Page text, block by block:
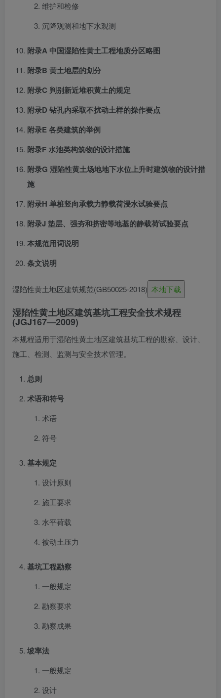
维护和检修
沉降观测和地下水观测
附录A 中国湿陷性黄土工程地质分区略图
附录B 黄土地层的划分
附录C 判别新近堆积黄土的规定
附录D 钻孔内采取不扰动土样的操作要点
附录E 各类建筑的举例
附录F 水池类构筑物的设计措施
附录G 湿陷性黄土场地地下水位上升时建筑物的设计措
施
附录H 单桩竖向承载力静载荷浸水试验要点
附录J 垫层、强夯和挤密等地基的静载荷试验要点
本规范用词说明
条文说明
湿陷性黄土地区建筑规范(GB50025-2018) 本地下载
湿陷性黄土地区建筑基坑工程安全技术规程
(JGJ167—2009)
本规程适用于湿陷性黄土地区建筑基坑工程的勘察、设计、
施工、检测、监测与安全技术管理。
总则
术语和符号
术语
符号
基本规定
设计原则
施工要求
水平荷载
被动土压力
基坑工程勘察
一般规定
勘察要求
勘察成果
坡率法
一般规定
设计